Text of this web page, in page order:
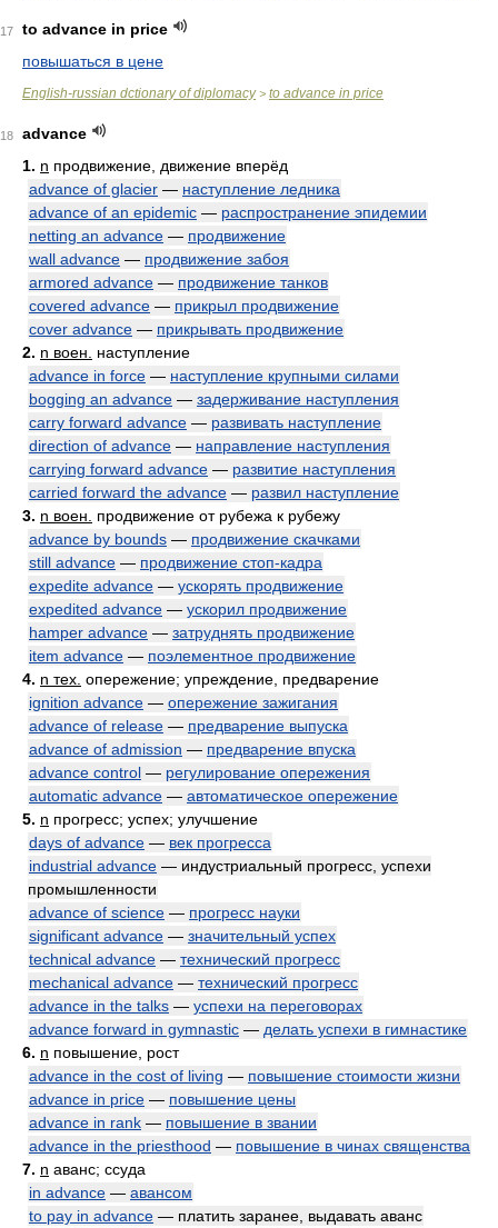
17
to advance in price
повышаться в цене
English-russian dctionary of diplomacy> to advance in price
18
advance
1. n продвижение, движение вперёд
advance of glacier — наступление ледника
advance of an epidemic — распространение эпидемии
netting an advance — продвижение
wall advance — продвижение забоя
armored advance — продвижение танков
covered advance — прикрыл продвижение
cover advance — прикрывать продвижение
2. n воен.
наступление
advance in force — наступление крупными силами
bogging an advance — задерживание наступления
carry forward advance — развивать наступление
direction of advance — направление наступления
carrying forward advance — развитие наступления
carried forward the advance — развил наступление
3. n воен.
продвижение от рубежа к рубежу
advance by bounds — продвижение скачками
still advance — продвижение стоп-кадра
expedite advance — ускорять продвижение
expedited advance — ускорил продвижение
hamper advance — затруднять продвижение
item advance — поэлементное продвижение
4. n тех. опережение; упреждение, предварение
ignition advance — опережение зажигания
advance of release — предварение выпуска
advance of admission — предварение впуска
advance control — регулирование опережения
automatic advance — автоматическое опережение
5. n прогресс; успех; улучшение
days of advance — век прогресса
industrial advance — индустриальный прогресс, успехи
промышленности
advance of science — прогресс науки
significant advance — значительный успех
technical advance — технический прогресс
mechanical advance — технический прогресс
advance in the talks — успехи на переговорах
advance forward in gymnastic — делать успехи в гимнастике
6. n повышение, рост
advance in the cost of living — повышение стоимости жизни
advance in price — повышение цены
advance in rank — повышение в звании
advance in the priesthood — повышение в чинах священства
7. n аванс; ссуда
in advance — авансом
to pay in advance — платить заранее, выдавать аванс